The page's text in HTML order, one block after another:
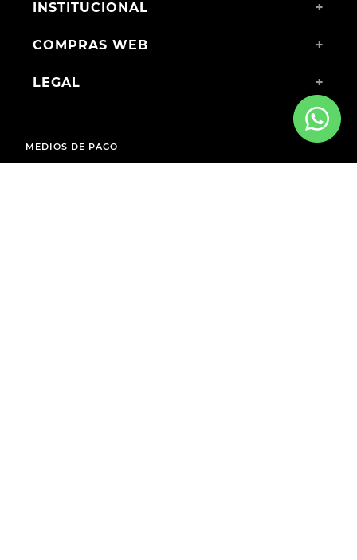
INSTITUCIONAL +
COMPRAS WEB +
LEGAL +
MEDIOS DE PAGO